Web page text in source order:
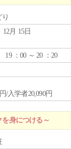
12月 15日
19 ：00 ～ 20 ：20
/入学者20,090円
身につける～